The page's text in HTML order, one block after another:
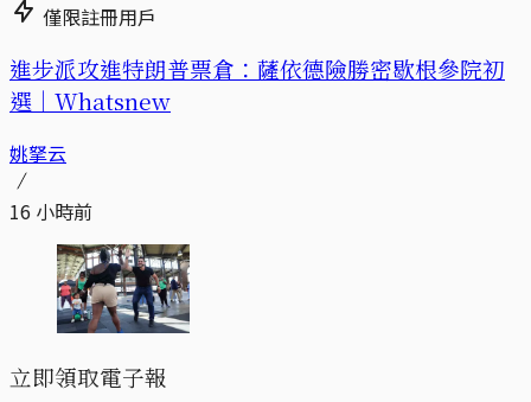
僅限註冊用戶
進步派攻進特朗普票倉：薩依德險勝密歇根參院初
選｜Whatsnew
姚拏云
16 小時前
立即領取電子報